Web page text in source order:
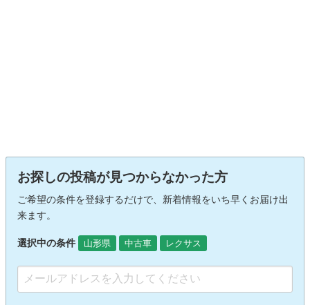
お探しの投稿が見つからなかった方
ご希望の条件を登録するだけで、新着情報をいち早くお届け出
来ます。
選択中の条件 山形県 中古車 レクサス